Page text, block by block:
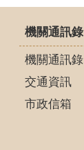
機關通訊錄
機關通訊錄
交通資訊
市政信箱